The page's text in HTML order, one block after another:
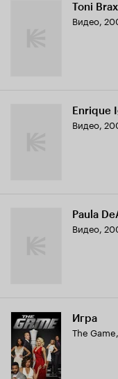
Toni
Видео,
Enrique
Видео,
Paula
Видео,
Игра
The Game,